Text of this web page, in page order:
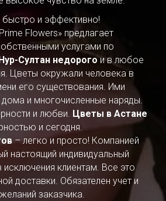
и эффективно!
Flowers» предлагает
услугами по
Султан недорогои в любое
Цветы окружали человека в
его существования. Ими
и многочисленные наряды.
и любви. Цветы в Астане
и сегодня.
– легко и просто! Компанией
настоящий индивидуальный
клиентам. Все это
доставки. Обязателен учет и
заказчика.